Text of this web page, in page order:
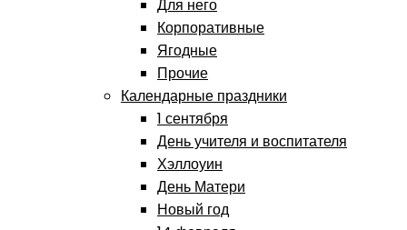
Для него
Корпоративные
Ягодные
Прочие
Календарные праздники
1 сентября
День учителя и воспитателя
Хэллоуин
День Матери
Новый год